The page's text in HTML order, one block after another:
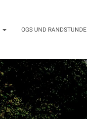
OGS UND RANDSTUNDE